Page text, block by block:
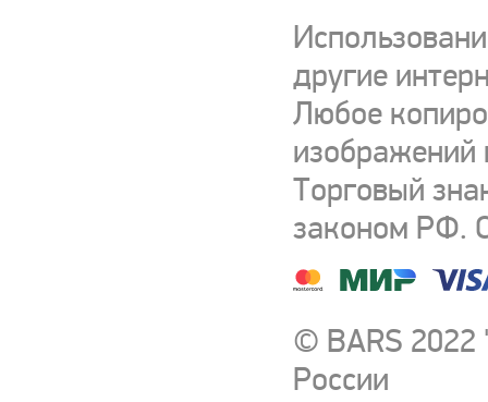
другие
Любое
изображений
Торговый
законом РФ.
© BARS
России